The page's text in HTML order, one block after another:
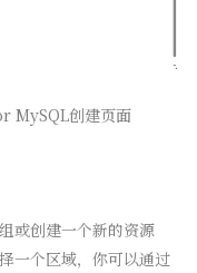
MySQL创建页面
或创建一个新的资源
一个区域，你可以通过